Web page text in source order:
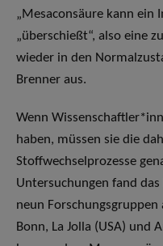
„Mesaconsäure kann ein
„überschießt“, also eine
wieder in den
Brenner aus.
Wenn
haben, müssen sie die
Stoffwechselprozesse
Untersuchungen fand
neun Forschungsgruppen
Bonn, La Jolla (USA) und